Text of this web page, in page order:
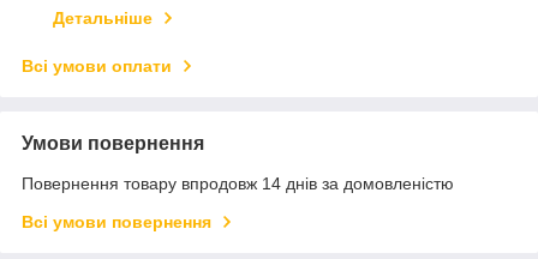
Детальніше
Всі умови оплати
Умови повернення
Повернення товару впродовж 14 днів за домовленістю
Всі умови повернення